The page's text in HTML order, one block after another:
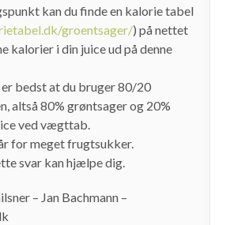
kan du finde en kalorie tabel
groentsager/) på nettet
kalorier i din juice ud på denne
bedst at du bruger 80/20
altså 80% grøntsager og 20%
ved vægttab.
for meget frugtsukker.
svar kan hjælpe dig.
– Jan Bachmann –